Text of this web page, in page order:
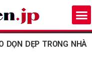
DỌN DẸP TRONG NHÀ